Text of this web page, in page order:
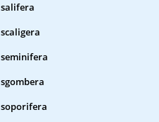
salifera
scaligera
seminifera
sgombera
soporifera